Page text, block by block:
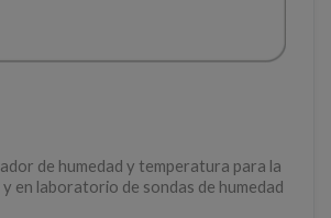
de humedad y temperatura para la
en laboratorio de sondas de humedad